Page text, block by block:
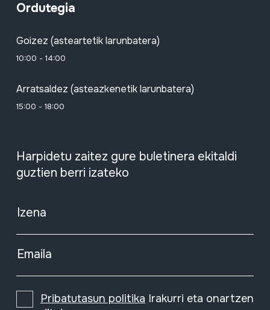
Ordutegia
Goizez (asteartetik larunbatera)
10:00 - 14:00
Arratsaldez (asteazkenetik larunbatera)
15:00 - 18:00
Harpidetu zaitez gure buletinera ekitaldi
guztien berri izateko
Izena
Emaila
Pribatutasun politika Irakurri eta onartzen